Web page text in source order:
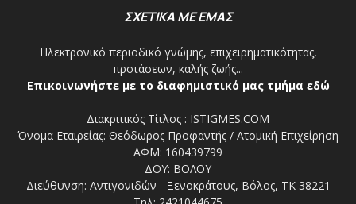
ΣΧΕΤΙΚΑ ΜΕ ΕΜΑΣ
Ηλεκτρονικό περιοδικό γνώμης, επιχειρηματικότητας,
προτάσεων, καλής ζωής...
Επικοινωνήστε με το διαφημιστικό μας τμήμα εδώ
Διακριτικός Τίτλος : ISTIGMES.COM
Όνομα Εταιρείας: Θεόδωρος Προφαντής / Ατομική Επιχείρηση
ΑΦΜ: 160439799
ΔΟΥ: ΒΟΛΟΥ
Διεύθυνση: Αντιγονιδών - Ξενοκράτους, Βόλος, ΤΚ 38221